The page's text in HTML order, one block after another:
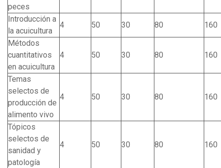
peces
Introducción a
la acuicultura
4 50 30 80
160
Métodos
cuantitativos
en acuicultura
4 50 30 80 160
Temas
selectos de
producción de
alimento vivo
4 50 30 80 160
Tópicos
selectos de
sanidad y
patología
4 50 30 80 160